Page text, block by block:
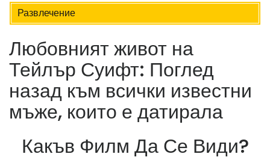
Развлечение
Любовният живот на
Тейлър Суифт: Поглед
назад към всички известни
мъже, които е датирала
Какъв Филм Да Се Види?